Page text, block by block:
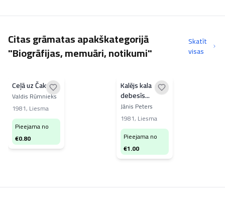
Citas grāmatas apakškategorijā
"Biogrāfijas, memuāri, notikumi"
Skatīt
visas
Ceļā uz Čaku
Valdis Rūmnieks
1981, Liesma
Pieejama no
€0.80
Kalējs kala
debesīs...
Jānis Peters
1981, Liesma
Pieejama no
€1.00